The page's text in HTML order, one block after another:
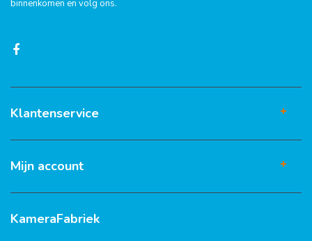
binnenkomen en volg ons.
Klantenservice
Mijn account
KameraFabriek